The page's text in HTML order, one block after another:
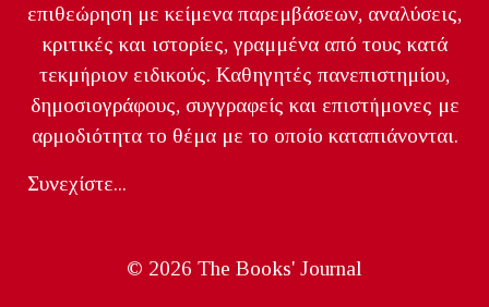
επιθεώρηση με κείμενα παρεμβάσεων, αναλύσεις,
κριτικές και ιστορίες, γραμμένα από τους κατά
τεκμήριον ειδικούς. Καθηγητές πανεπιστημίου,
δημοσιογράφους, συγγραφείς και επιστήμονες με
αρμοδιότητα το θέμα με το οποίο καταπιάνονται.
Συνεχίστε...
© 2026 The Books' Journal